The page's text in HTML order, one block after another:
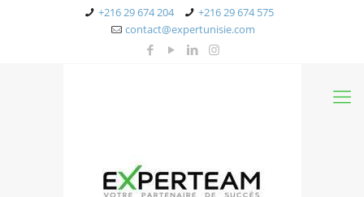
+216 29 674 204
+216 29 674 575
contact@expertunisie.com